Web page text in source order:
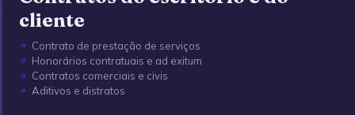
cliente
Contrato de prestação de serviços
Honorários contratuais e ad exitum
Contratos comerciais e civis
Aditivos e distratos